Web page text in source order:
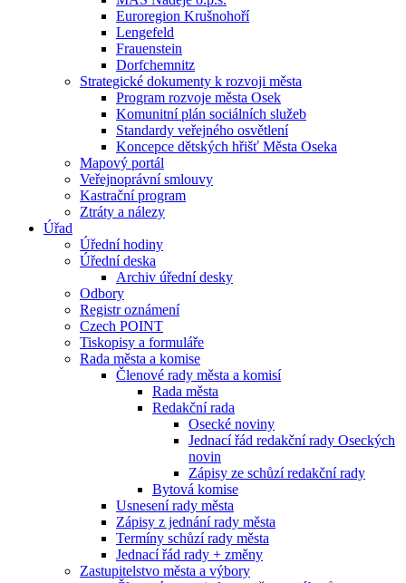
Euroregion Krušnohoří
Lengefeld
Frauenstein
Dorfchemnitz
Strategické dokumenty k rozvoji města
Program rozvoje města Osek
Komunitní plán sociálních služeb
Standardy veřejného osvětlení
Koncepce dětských hřišť Města Oseka
Mapový portál
Veřejnoprávní smlouvy
Kastrační program
Ztráty a nálezy
Úřad
Úřední hodiny
Úřední deska
Archiv úřední desky
Odbory
Registr oznámení
Czech POINT
Tiskopisy a formuláře
Rada města a komise
Členové rady města a komisí
Rada města
Redakční rada
Osecké noviny
Jednací řád redakční rady Oseckých
novin
Zápisy ze schůzí redakční rady
Bytová komise
Usnesení rady města
Zápisy z jednání rady města
Termíny schůzí rady města
Jednací řád rady + změny
Zastupitelstvo města a výbory